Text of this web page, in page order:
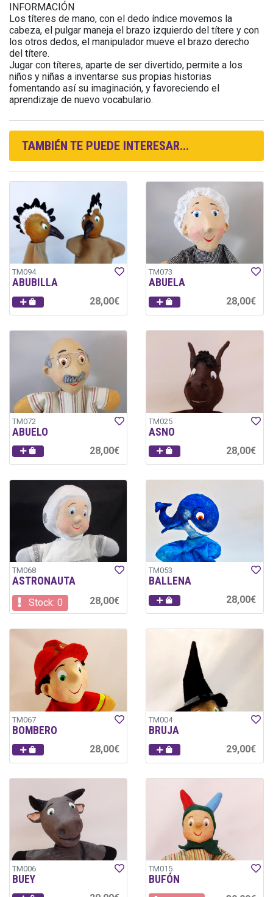
INFORMACIÓN
Los títeres de mano, con el dedo índice movemos la
cabeza, el pulgar maneja el brazo izquierdo del títere y con
los otros dedos, el manipulador mueve el brazo derecho
del títere.
Jugar con títeres, aparte de ser divertido, permite a los
niños y niñas a inventarse sus propias historias
fomentando así su imaginación, y favoreciendo el
aprendizaje de nuevo vocabulario.
TAMBIÉN TE PUEDE INTERESAR...
TM094
ABUBILLA
28,00€
TM073
ABUELA
28,00€
TM072
ABUELO
28,00€
TM025
ASNO
28,00€
TM068
ASTRONAUTA
Stock: 0 28,00€
TM053
BALLENA
28,00€
TM067
BOMBERO
28,00€
TM004
BRUJA
29,00€
TM006
BUEY
TM015
BUFÓN